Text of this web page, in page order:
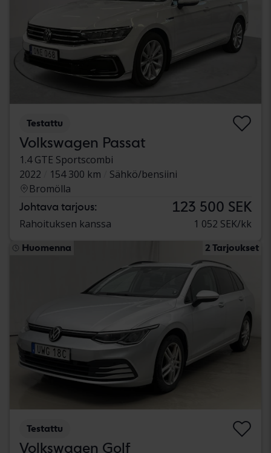
Testattu
Volkswagen Passat
1.4 GTE Sportscombi
2022
154 300 km
Sähkö/bensiini
Bromölla
Johtava tarjous: 123 500 SEK
Rahoituksen kanssa 1 052 SEK/kk
Huomenna 2 Tarjoukset
Testattu
Volkswagen Golf